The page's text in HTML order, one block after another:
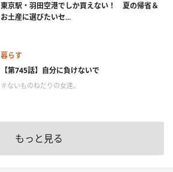
東京駅・羽田空港でしか買えない！ 夏の帰省＆
お土産に選びたいセ...
暮らす
【第745話】自分に負けないで
＃ないものねだりの女達。
もっと見る